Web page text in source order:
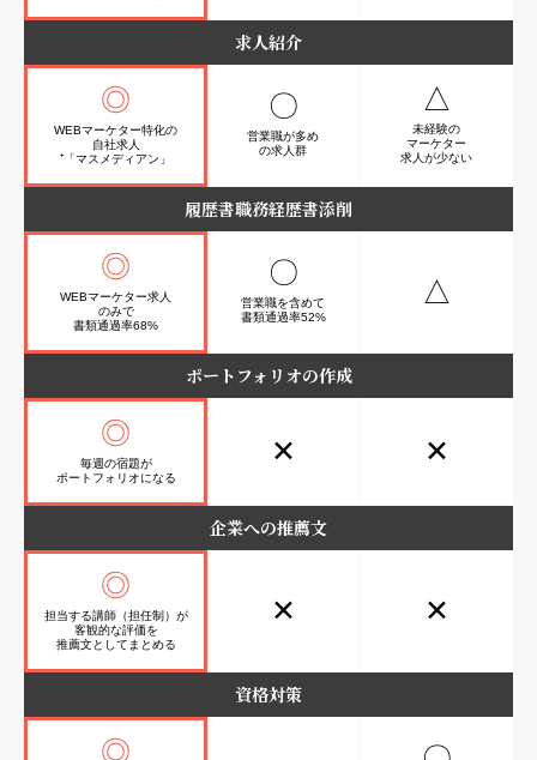
求人紹介
◎
WEBマーケター特化の
自社求人
⁺「マスメディアン」
〇
営業職が多め
の求人群
△
未経験の
マーケター
求人が少ない
履歴書職務経歴書添削
◎
WEBマーケター求人
のみで
書類通過率68%
〇
営業職を含めて
書類通過率52%
△
ポートフォリオの作成
◎
毎週の宿題が
ポートフォリオになる
✕ ✕
企業への推薦文
◎
担当する講師（担任制）が
客観的な評価を
推薦文としてまとめる
✕ ✕
資格対策
◎